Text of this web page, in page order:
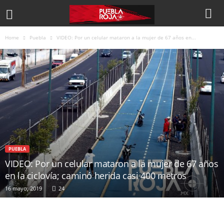
Home Puebla VIDEO: Por un celular mataron a la mujer de 67 años en...
PUEBLA
VIDEO: Por un celular mataron a la mujer de 67 años
en la ciclovía; caminó herida casi 400 metros
16 mayo, 2019 24